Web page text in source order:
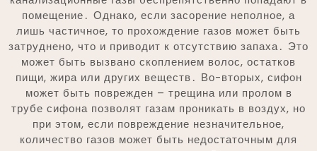
помещение․ Однако, если засорение неполное, а
лишь частичное, то прохождение газов может быть
затруднено, что и приводит к отсутствию запаха․ Это
может быть вызвано скоплением волос, остатков
пищи, жира или других веществ․ Во-вторых, сифон
может быть поврежден – трещина или пролом в
трубе сифона позволят газам проникать в воздух, но
при этом, если повреждение незначительное,
количество газов может быть недостаточным для